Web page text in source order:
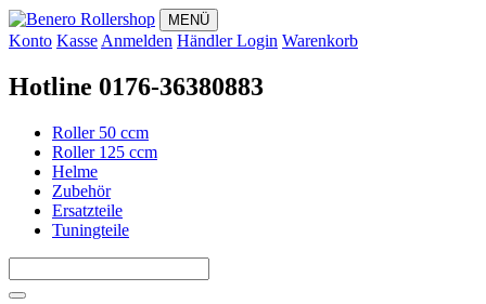
MENÜ
Konto Kasse Anmelden Händler Login Warenkorb
Hotline 0176-36380883
Roller 50 ccm
Roller 125 ccm
Helme
Zubehör
Ersatzteile
Tuningteile